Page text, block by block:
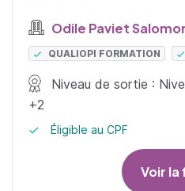
Odile Paviet
QUALIOPI FORMATION
Niveau de sortie :
+2
Éligible au CPF
Voir la